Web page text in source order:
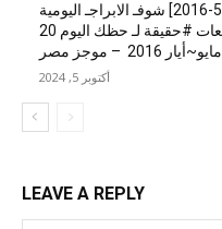
20-5-2016] شوفـ الابراجـ اليومية
Today ”لايف“ توقعات #حقيقة لـ حظك اليوم 20
مايو~أيار 2016 – موجز مصر
أكتوبر 5, 2024
LEAVE A REPLY